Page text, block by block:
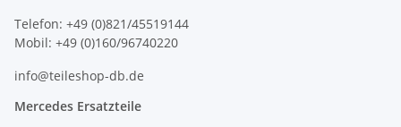
Telefon: +49 (0)821/45519144
Mobil: +49 (0)160/96740220
info@teileshop-db.de
Mercedes Ersatzteile